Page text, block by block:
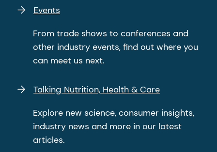
Events
From trade shows to conferences and
other industry events, find out where you
can meet us next.
Talking Nutrition, Health & Care
Explore new science, consumer insights,
industry news and more in our latest
articles.